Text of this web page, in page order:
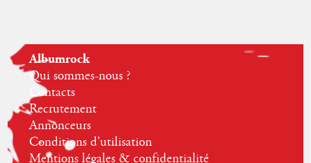
Albumrock
Qui sommes-nous ?
Contacts
Recrutement
Annonceurs
Conditions d'utilisation
Mentions légales & confidentialité